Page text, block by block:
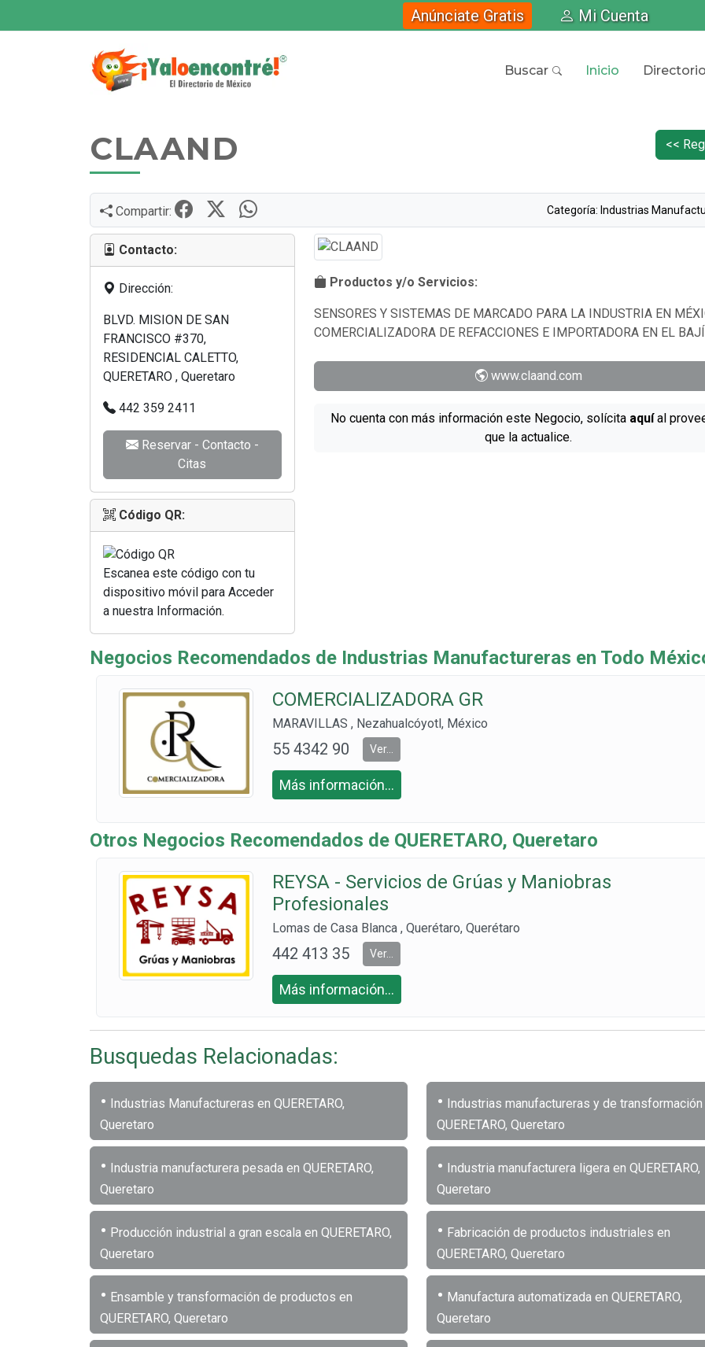
Anúnciate Gratis Mi Cuenta
Buscar Inicio
CLAAND <<
Compartir: Categoría: Industrias
Contacto:
Dirección:
BLVD. MISION DE SAN
FRANCISCO #370,
RESIDENCIAL CALETTO,
QUERETARO , Queretaro
442 359 2411
Reservar - Contacto -
Citas
Código QR:
Escanea este código con tu
dispositivo móvil para Acceder
a nuestra Información.
Productos y/o Servicios:
SENSORES Y SISTEMAS DE MARCADO PARA LA INDUSTRIA EN
COMERCIALIZADORA DE REFACCIONES E IMPORTADORA EN EL
www.claand.com
No cuenta con más información este Negocio, solícita aquíal
que la actualice.
Negocios Recomendados de Industrias Manufactureras en Todo
COMERCIALIZADORA GR
MARAVILLAS , Nezahualcóyotl, México
55 4342 90
78
Ver...
Más información...
Otros Negocios Recomendados de QUERETARO, Queretaro
REYSA - Servicios de Grúas y Maniobras
Profesionales
Lomas de Casa Blanca , Querétaro, Querétaro
442 413 35
69
Ver...
Más información...
Busquedas Relacionadas:
• Industrias Manufactureras en QUERETARO,
Queretaro
• Industrias manufactureras y de transformación
QUERETARO, Queretaro
• Industria manufacturera pesada en QUERETARO,
Queretaro
• Industria manufacturera ligera en QUERETARO,
Queretaro
• Producción industrial a gran escala en QUERETARO,
Queretaro
• Fabricación de productos industriales en
QUERETARO, Queretaro
• Ensamble y transformación de productos en
QUERETARO, Queretaro
• Manufactura automatizada en QUERETARO,
Queretaro